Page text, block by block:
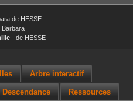
de HESSE
Barbara
de HESSE
Arbre interactif
Descendance Ressources